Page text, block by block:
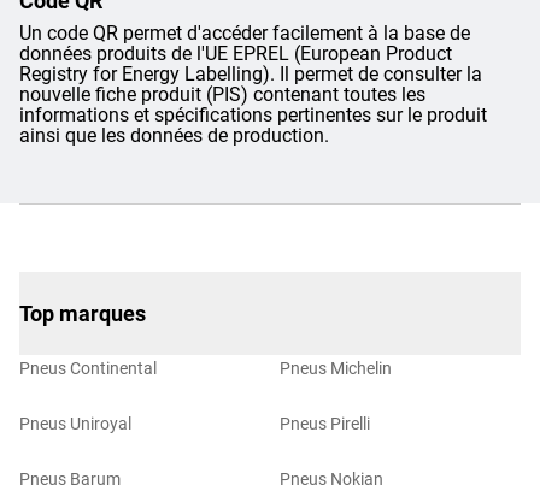
Un code QR permet d'accéder facilement à la base de
données produits de l'UE EPREL (European Product
Registry for Energy Labelling). Il permet de consulter la
nouvelle fiche produit (PIS) contenant toutes les
informations et spécifications pertinentes sur le produit
ainsi que les données de production.
Top marques
Pneus Continental
Pneus Uniroyal
Pneus Barum
Pneus Michelin
Pneus Pirelli
Pneus Nokian